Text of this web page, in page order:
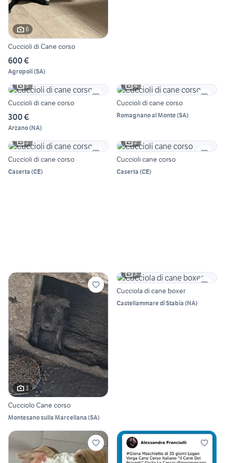
6
Cuccioli di Cane corso
600 €
Agropoli(SA)
5
Cuccioli di cane corso
300 €
Arzano(NA)
4
Cuccioli di cane corso
Romagnano al Monte(SA)
2
Cuccioli di cane corso
Caserta (CE)
2
Cuccioli cane corso
Caserta (CE)
3
Cucciolo Cane corso
Montesano sulla Marcellana (SA)
3
Cucciola di cane boxer
Castellammare di Stabia (NA)